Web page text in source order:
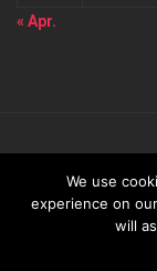
« Apr.
2026
We use
experience on
will